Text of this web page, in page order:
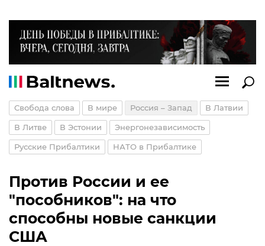
Свобода слова В мире Россия – Запад В Латвии
В Литве В Эстонии Энергонезависимость
Русские Прибалтики НАТО в Прибалтике
Против России и ее
"пособников": на что
способны новые санкции
США